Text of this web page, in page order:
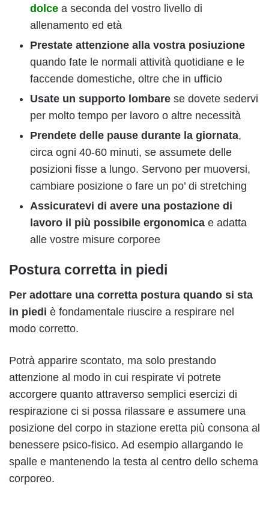
dolce a seconda del vostro livello di
allenamento ed età
Prestate attenzione alla vostra posiuzione
quando fate le normali attività quotidiane e le
faccende domestiche, oltre che in ufficio
Usate un supporto lombare se dovete sedervi
per molto tempo per lavoro o altre necessità
Prendete delle pause durante la giornata,
circa ogni 40-60 minuti, se assumete delle
posizioni fisse a lungo. Servono per muoversi,
cambiare posizione o fare un po’ di stretching
Assicuratevi di avere una postazione di
lavoro il più possibile ergonomica e adatta
alle vostre misure corporee
Postura corretta in piedi
Per adottare una corretta postura quando si sta
in piedi è fondamentale riuscire a respirare nel
modo corretto.
Potrà apparire scontato, ma solo prestando
attenzione al modo in cui respirate vi potrete
accorgere quanto attraverso semplici esercizi di
respirazione ci si possa rilassare e assumere una
posizione del corpo in stazione eretta più consona al
benessere psico-fisico. Ad esempio allargando le
spalle e mantenendo la testa al centro dello schema
corporeo.